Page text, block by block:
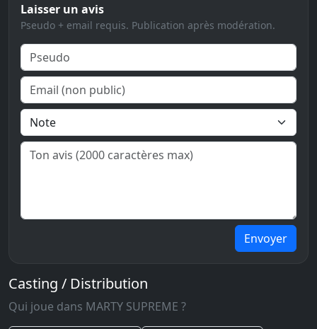
Laisser un avis
Pseudo + email requis. Publication après modération.
Envoyer
Casting / Distribution
Qui joue dans MARTY SUPREME ?